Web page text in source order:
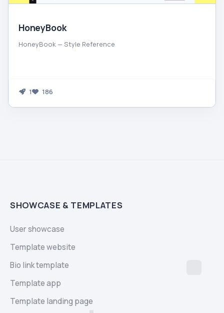
HoneyBook
HoneyBook — Style Reference
1 186
SHOWCASE & TEMPLATES
User showcase
Template website
Bio link template
Template app
Template landing page